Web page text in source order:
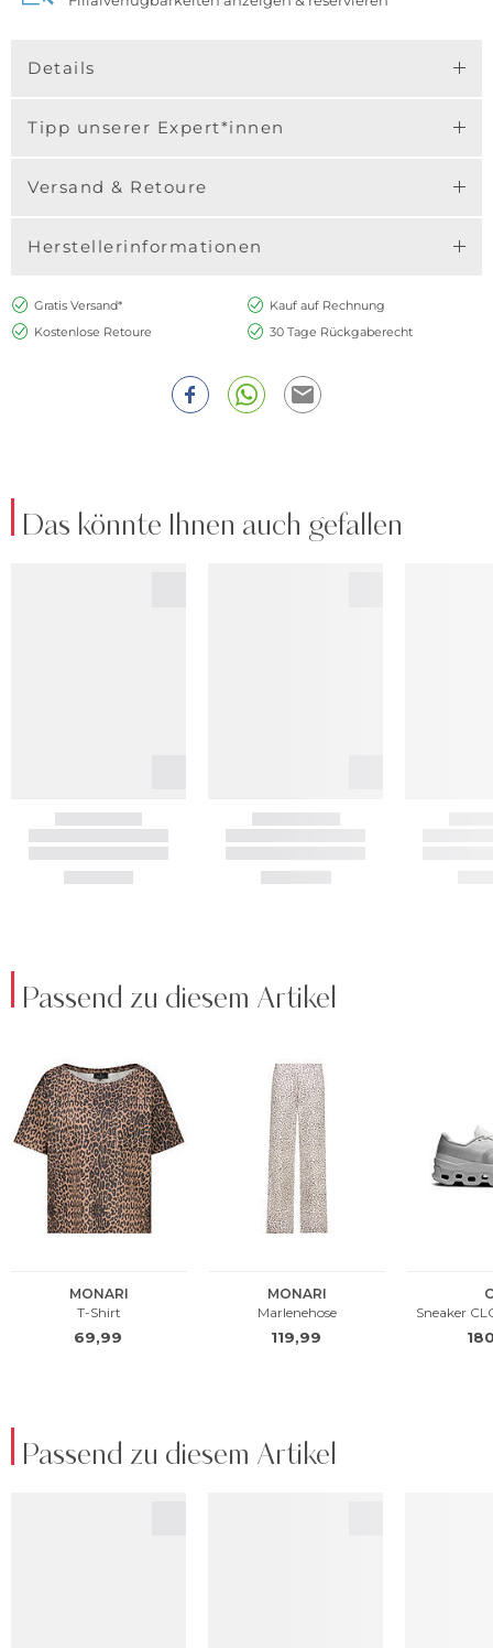
Details
Tipp unserer Expert*innen
Versand & Retoure
Herstellerinformationen
Gratis Versand*
Kauf auf Rechnung
Kostenlose Retoure
30 Tage Rückgaberecht
Das könnte Ihnen auch gefallen
Passend zu diesem Artikel
Passend zu diesem Artikel